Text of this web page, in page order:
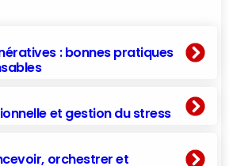
: bonnes pratiques
et gestion du stress
orchestrer et